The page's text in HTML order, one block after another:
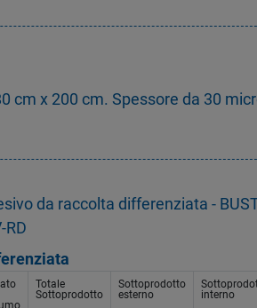
cm x 200 cm. Spessore da 30
da raccolta differenziata -
RD
Totale
Sottoprodotto
Sottoprodotto
esterno
interno